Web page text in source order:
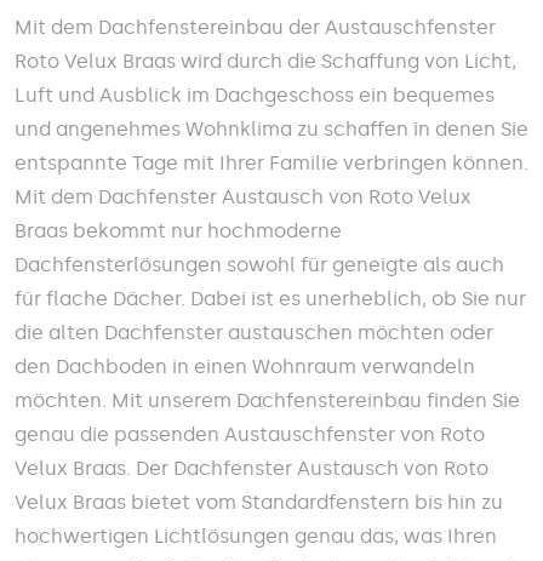
Mit dem Dachfenstereinbau der Austauschfenster
Roto Velux Braas wird durch die Schaffung von Licht,
Luft und Ausblick im Dachgeschoss ein bequemes
und angenehmes Wohnklima zu schaffen in denen Sie
entspannte Tage mit Ihrer Familie verbringen können.
Mit dem Dachfenster Austausch von Roto Velux
Braas bekommt nur hochmoderne
Dachfensterlösungen sowohl für geneigte als auch
für flache Dächer. Dabei ist es unerheblich, ob Sie nur
die alten Dachfenster austauschen möchten oder
den Dachboden in einen Wohnraum verwandeln
möchten. Mit unserem Dachfenstereinbau finden Sie
genau die passenden Austauschfenster von Roto
Velux Braas. Der Dachfenster Austausch von Roto
Velux Braas bietet vom Standardfenstern bis hin zu
hochwertigen Lichtlösungen genau das, was Ihren